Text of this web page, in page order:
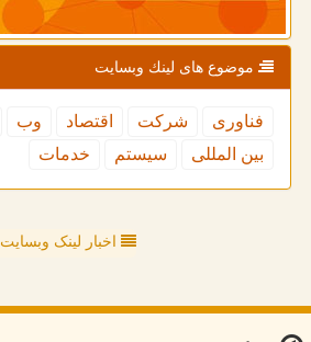
موضوع های لینك وبسایت
فناوری شركت اقتصاد وب
بین المللی
سیستم خدمات
اخبار لینک وبسایت